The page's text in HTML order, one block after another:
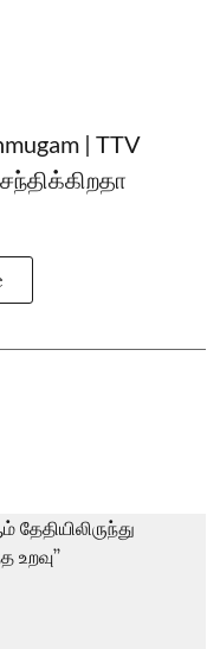
| TTV